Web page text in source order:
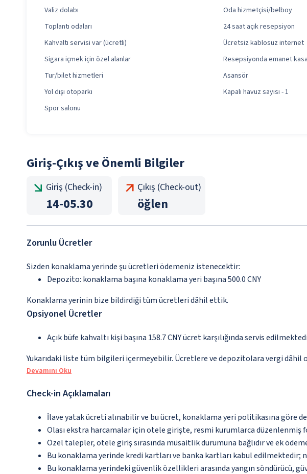
Valiz dolabı
Oda hizmetçisi/belboy
Toplantı odaları
24 saat açık resepsiyon
Kahvaltı servisi var (ücretli)
Ücretsiz kablosuz internet
Sigara içmek için özel alanlar
Resepsiyonda emanet
Tur/bilet hizmetleri
Asansör
Yol dışı otoparkı
Kapalı havuz sayısı - 1
Spor salonu
Giriş-Çıkış ve Önemli Bilgiler
Giriş (Check-in)
14-05.30
Çıkış (Check-out)
öğlen
Zorunlu Ücretler
Sizden konaklama yerinde şu ücretleri ödemeniz istenecektir:
Depozito: konaklama başına konaklama yeri başına 500.0 CNY
Konaklama yerinin bize bildirdiği tüm ücretleri dâhil ettik.
Opsiyonel Ücretler
Açık büfe kahvaltı kişi başına 158.7 CNY ücret karşılığında servis
Yukarıdaki liste tüm bilgileri içermeyebilir. Ücretlere ve depozitolara vergi dâhil
Devamını Oku
Check-in Açıklamaları
İlave yatak ücreti alınabilir ve bu ücret, konaklama yeri politikasına göre
Olası ekstra harcamalar için otele girişte, resmi kurumlarca
Özel talepler, otele giriş sırasında müsaitlik durumuna bağlıdır ve ek
Bu konaklama yerinde kredi kartları ve banka kartları kabul edilmektedir;
Bu konaklama yerindeki güvenlik özellikleri arasında yangın söndürücü,